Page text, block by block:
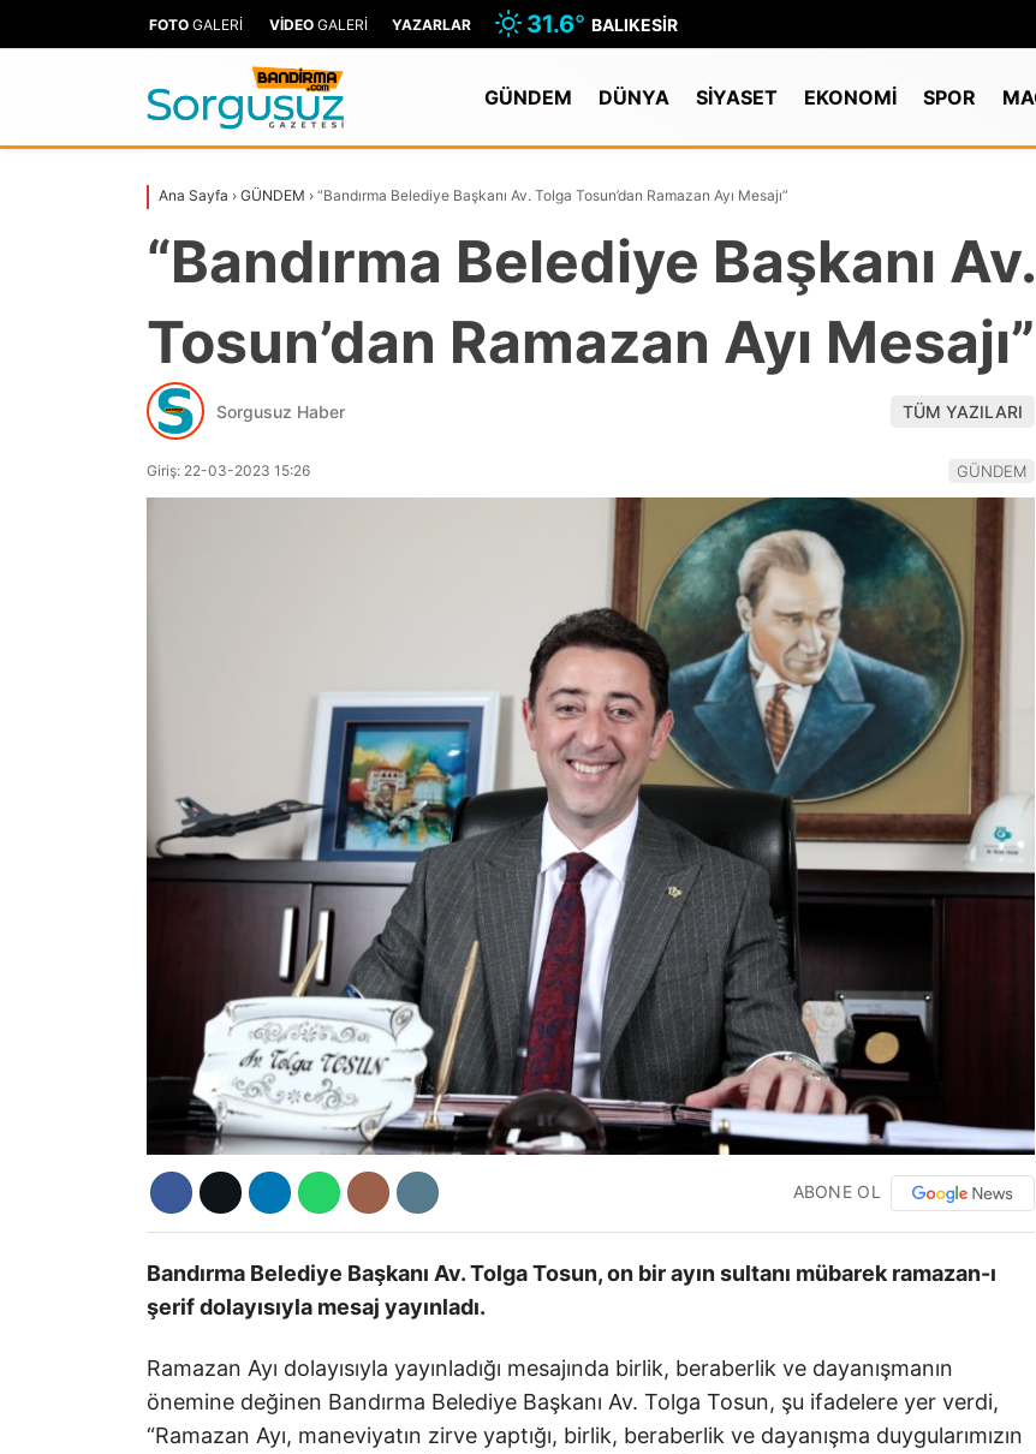
FOTO GALERİ VİDEO GALERİ YAZARLAR 31.6° BALIKESIR
GÜNDEM DÜNYA SİYASET EKONOMİ SPOR
Ana Sayfa › GÜNDEM › “Bandırma Belediye Başkanı Av. Tolga Tosun’dan Ramazan Ayı Mesajı”
“Bandırma Belediye Başkanı
Tosun’dan Ramazan Ayı Mesajı”
Sorgusuz Haber TÜM YAZILARI
Giriş: 22-03-2023 15:26 GÜNDEM
ABONE OL
Bandırma Belediye Başkanı Av. Tolga Tosun,on bir ayın sultanı mübarek ramazan-ı
şerif dolayısıyla mesaj yayınladı.
Ramazan Ayı dolayısıyla yayınladığı mesajında birlik, beraberlik ve dayanışmanın
önemine değinen Bandırma Belediye Başkanı Av. Tolga Tosun, şu ifadelere yer verdi,
“Ramazan Ayı, maneviyatın zirve yaptığı, birlik, beraberlik ve dayanışma duygularımızın